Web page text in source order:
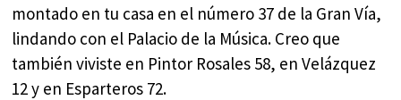
montado en tu casa en el número 37 de la Gran Vía,
lindando con el Palacio de la Música. Creo que
también viviste en Pintor Rosales 58, en Velázquez
12 y en Esparteros 72.